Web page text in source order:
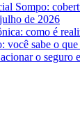
Sompo:
de 2026
como é
você sabe o que
o seguro